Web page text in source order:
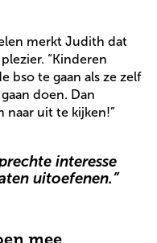
merkt Judith dat
“Kinderen
bso te gaan als ze zelf
doen. Dan
naar uit te kijken!”
interesse
uitoefenen.”
mee